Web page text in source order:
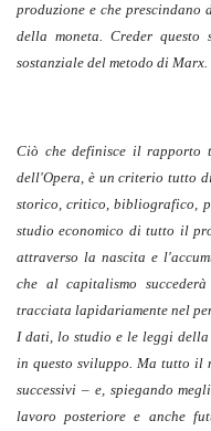
produzione e che
della moneta. Creder questo
sostanziale del metodo di Marx.
Ciò che definisce il
dell'Opera, è un criterio tutto
storico, critico, bibliografico,
studio economico di tutto il
attraverso la nascita e
che al capitalismo
tracciata lapidariamente nel
I dati, lo studio e le leggi della
in questo sviluppo. Ma tutto il
successivi – e, spiegando
lavoro posteriore e anche